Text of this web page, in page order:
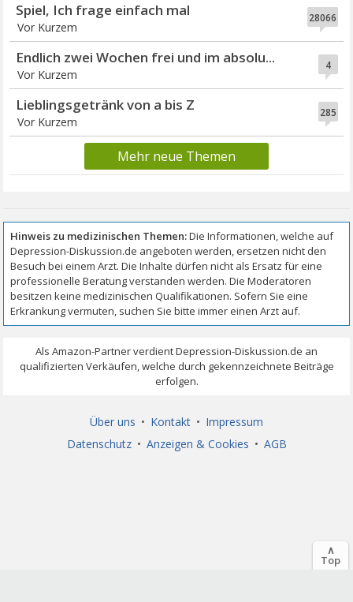
28066
Spiel, Ich frage einfach mal
Vor Kurzem
4
Endlich zwei Wochen frei und im absolu...
Vor Kurzem
285
Lieblingsgetränk von a bis Z
Vor Kurzem
Mehr neue Themen
Über uns • Kontakt • Impressum
Datenschutz • Anzeigen & Cookies • AGB
∧
Top